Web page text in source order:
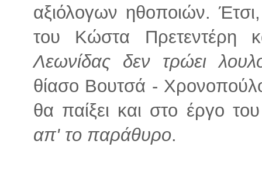
αξιόλογων ηθοποιών.
του Κώστα Πρετεντέρη
Λεωνίδας δεν τρώει
θίασο Βουτσά -
θα παίξει και στο έργο
απ' το παράθυρο.